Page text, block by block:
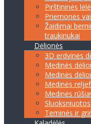
Pirštininės
Priemonės
Žaidimai
traukinukai
Dėlionės
3D erdvinės
Medinės
Medinės
Medinės
Medinės
Teminės ir